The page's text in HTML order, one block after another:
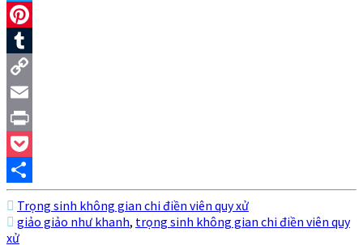
Twitter
Pinterest
Tumblr
Copy
Link
Email
Print
Pocket
Share
Trọng sinh không gian chi điền viên quy xử
giảo giảo như khanh, trọng sinh không gian chi điền viên quy
xử